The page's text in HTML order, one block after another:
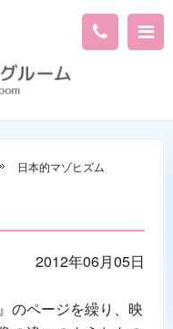
日本的マゾヒズム
2012年06月05日
のページを繰り、映